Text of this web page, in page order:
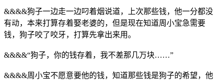
&&&&狗子一边走一边叼着烟说道，上次那些钱，他一分都没
有动，本来打算存着娶老婆的，但是现在知道周小宝急需要
钱，狗子咬了咬牙，打算先拿出来用。
&&&&“狗子，你的钱存着，我不差那几万块……”
&&&&周小宝不愿意要他的钱，知道那些钱是狗子的希望，他